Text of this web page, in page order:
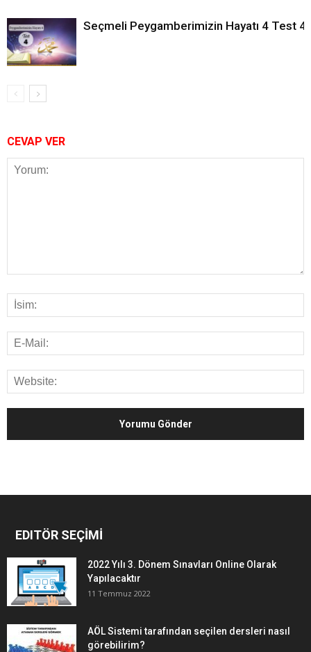
Seçmeli Peygamberimizin Hayatı 4 Test 4
CEVAP VER
EDITÖR SEÇİMİ
2022 Yılı 3. Dönem Sınavları Online Olarak
Yapılacaktır
11 Temmuz 2022
AÖL Sistemi tarafından seçilen dersleri nasıl
görebilirim?